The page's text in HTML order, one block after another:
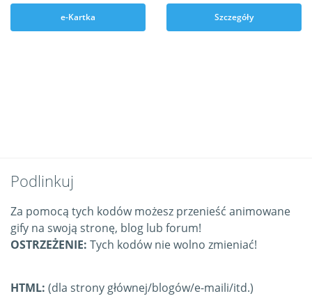
e-Kartka Szczegóły
Podlinkuj
Za pomocą tych kodów możesz przenieść animowane
gify na swoją stronę, blog lub forum!
OSTRZEŻENIE: Tych kodów nie wolno zmieniać!
HTML: (dla strony głównej/blogów/e-maili/itd.)